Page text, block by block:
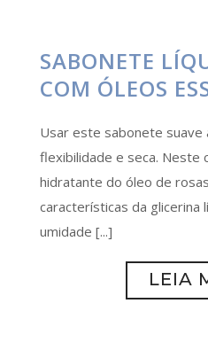
SABONETE
COM ÓLEOS
Usar este sabonete suave
flexibilidade e seca. Neste
hidratante do óleo de
características da glicerina
umidade [...]
LEIA